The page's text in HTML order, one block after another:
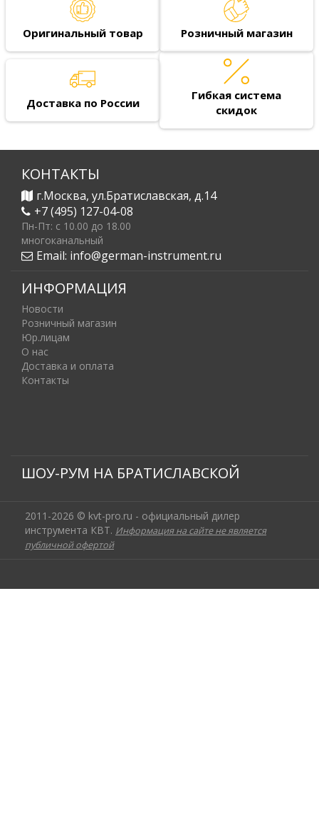
Оригинальный товар Розничный магазин
Доставка по России
Гибкая система
скидок
КОНТАКТЫ
г.Москва, ул.Братиславская, д.14
+7 (495) 127-04-08
Пн-Пт: c 10.00 до 18.00
многоканальный
Email: info@german-instrument.ru
ИНФОРМАЦИЯ
Новости
Розничный магазин
Юр.лицам
О нас
Доставка и оплата
Контакты
ШОУ-РУМ НА БРАТИСЛАВСКОЙ
2011-2026 © kvt-pro.ru - официальный дилер
инструмента КВТ. Информация на сайте не является
публичной офертой